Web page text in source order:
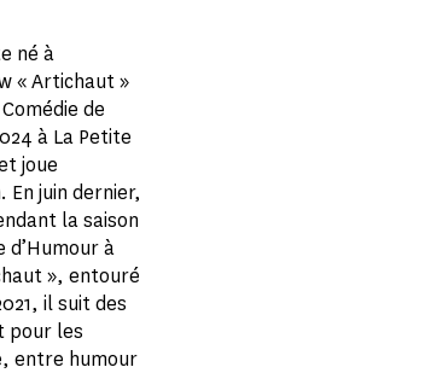
né à
« Artichaut »
de
à La Petite
joue
En juin dernier,
la saison
d’Humour à
», entouré
il suit des
pour les
entre humour